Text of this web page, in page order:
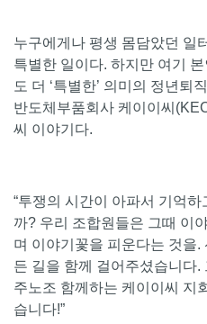
누구에게나 평생 몸담았던 일
특별한 일이다. 하지만 여기
도 더 ‘특별한’ 의미의 정년퇴
반도체부품회사 케이이씨
씨 이야기다.
“투쟁의 시간이 아파서 기억하
까? 우리 조합원들은 그때 이
며 이야기꽃을 피운다는 것을.
든 길을 함께 걸어주셨습니다.
주노조 함께하는 케이이씨 지
습니다!”